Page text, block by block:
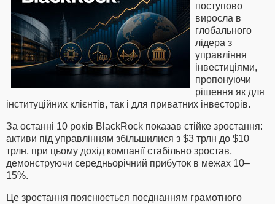
поступово
виросла в
глобального
лідера з
управління
інвестиціями,
пропонуючи
рішення як для
інституційних клієнтів, так і для приватних інвесторів.
За останні 10 років BlackRock показав стійке зростання:
активи під управлінням збільшилися з $3 трлн до $10
трлн, при цьому дохід компанії стабільно зростав,
демонструючи середньорічний прибуток в межах 10–
15%.
Це зростання пояснюється поєднанням грамотного